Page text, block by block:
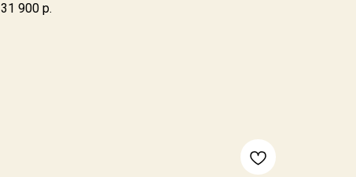
31 900 р.